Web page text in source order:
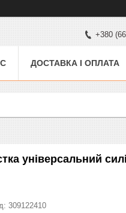
+380
ДОСТАВКА І ОПЛАТА
універсальний
309122410